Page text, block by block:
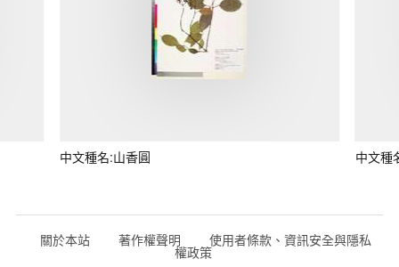
中文種名:山香圓 中文種
關於本站 著作權聲明 使用者條款、資訊安全與隱私
權政策